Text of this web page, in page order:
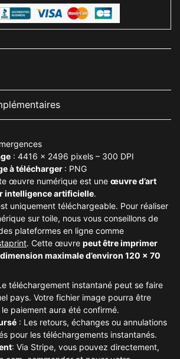
: 4416 x 2496 pixels – 300 DPI
à télécharger : PNG
œuvre numérique est une œuvre d’art
intelligence artificielle.
uniquement téléchargeable. Pour réaliser
sur toile, nous vous conseillons de
plateformes en ligne comme
. Cette œuvre peut être imprimer
maximale d’environ 120 x 70
téléchargement instantané peut se faire
pays. Votre fichier image pourra être
paiement aura été confirmé.
: Les retours, échanges ou annulations
pour les téléchargements instantanés.
: Via Stripe, vous pouvez directement,